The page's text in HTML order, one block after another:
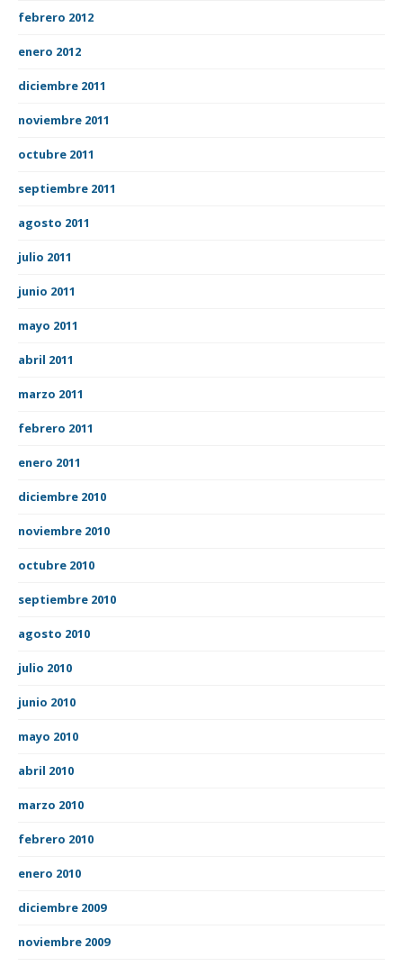
febrero 2012
enero 2012
diciembre 2011
noviembre 2011
octubre 2011
septiembre 2011
agosto 2011
julio 2011
junio 2011
mayo 2011
abril 2011
marzo 2011
febrero 2011
enero 2011
diciembre 2010
noviembre 2010
octubre 2010
septiembre 2010
agosto 2010
julio 2010
junio 2010
mayo 2010
abril 2010
marzo 2010
febrero 2010
enero 2010
diciembre 2009
noviembre 2009